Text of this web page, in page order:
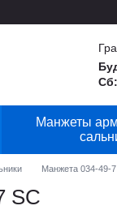
Сб:
Манжеты
Манжета 034-49-
SC